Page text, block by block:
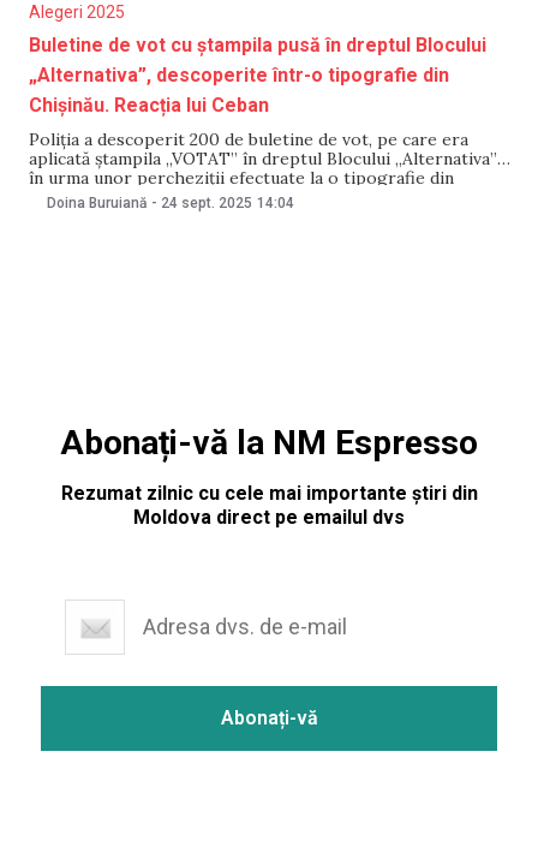
Alegeri 2025
Buletine de vot cu ștampila pusă în dreptul Blocului
„Alternativa”, descoperite într-o tipografie din
Chișinău. Reacția lui Ceban
Poliția a descoperit 200 de buletine de vot, pe care era
aplicată ștampila „VOTAT” în dreptul Blocului „Alternativa”,
în urma unor percheziții efectuate la o tipografie din
Capitală. Pe de altă parte, liderul Blocului „Alternativa”, Ion
Ceban, a declarat că aceste buletine „model” au fost
Doina Buruiană - 24 sept. 2025 14:04
Abonați-vă la NM Espresso
Rezumat zilnic cu cele mai importante știri din
Moldova direct pe emailul dvs